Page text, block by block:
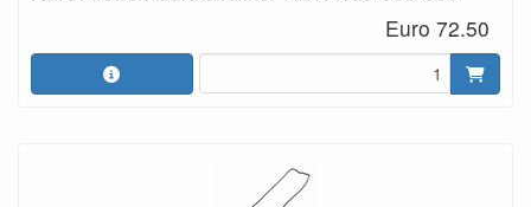
Euro 72.50